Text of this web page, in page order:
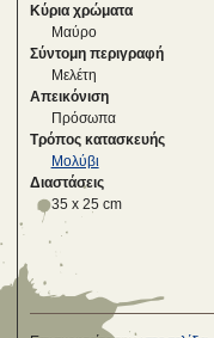
Κύρια χρώματα
Μαύρο
Σύντομη περιγραφή
Μελέτη
Απεικόνιση
Πρόσωπα
Τρόπος κατασκευής
Μολύβι
Διαστάσεις
35 x 25 cm